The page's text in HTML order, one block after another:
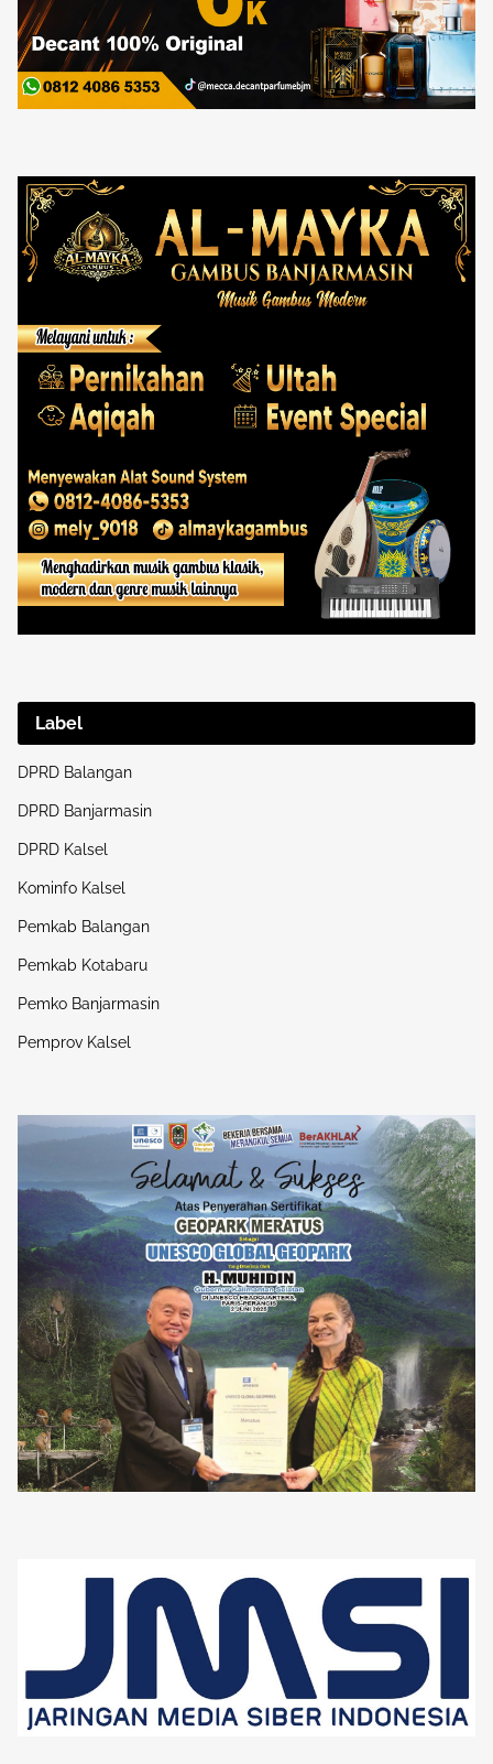
Label
DPRD Balangan
DPRD Banjarmasin
DPRD Kalsel
Kominfo Kalsel
Pemkab Balangan
Pemkab Kotabaru
Pemko Banjarmasin
Pemprov Kalsel